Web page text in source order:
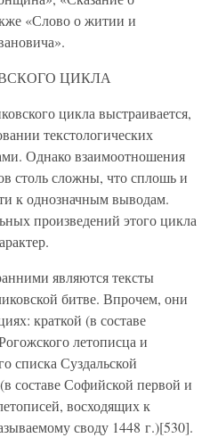
«Слово о житии и
ЦИКЛА
цикла выстраивается,
текстологических
Однако взаимоотношения
столь сложны, что сплошь и
к однозначным выводам.
произведений этого цикла
являются тексты
битве. Впрочем, они
краткой (в составе
летописца и
списка Суздальской
составе Софийской первой и
восходящих к
своду 1448 г.)[530].